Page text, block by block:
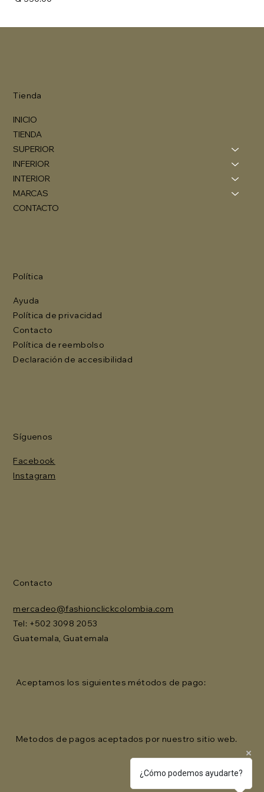
Tienda
INICIO
TIENDA
SUPERIOR
INFERIOR
INTERIOR
MARCAS
CONTACTO
Política
Ayuda
Política de privacidad
Contacto
Política de reembolso
Declaración de accesibilidad
Síguenos
Facebook
Instagram
Contacto
mercadeo@fashionclickcolombia.com
Tel: ‪+502 3098 2053‬
Guatemala, Guatemala
Aceptamos los siguientes métodos de pago:
Metodos de pagos aceptados por nuestro sitio web.
¿Cómo podemos ayudarte?